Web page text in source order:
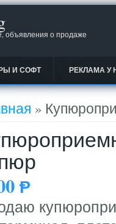
объявления о продаже
И СОФТ РЕКЛАМА У
»
Ᵽ